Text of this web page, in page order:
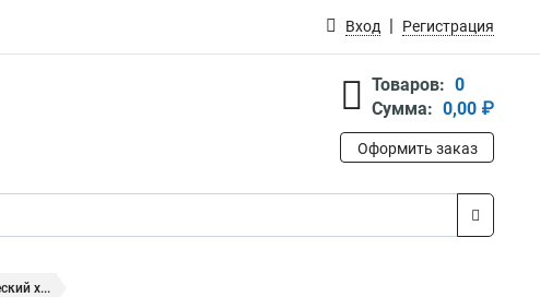
Вход Регистрация
Товаров: 0
Сумма: 0,00 ₽
Оформить заказ
х...